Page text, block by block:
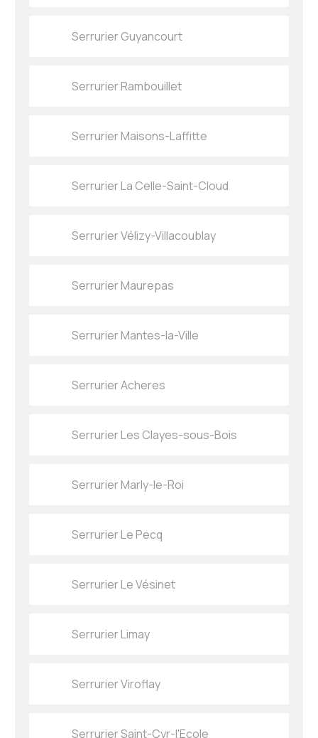
Serrurier Guyancourt
Serrurier Rambouillet
Serrurier Maisons-Laffitte
Serrurier La Celle-Saint-Cloud
Serrurier Vélizy-Villacoublay
Serrurier Maurepas
Serrurier Mantes-la-Ville
Serrurier Acheres
Serrurier Les Clayes-sous-Bois
Serrurier Marly-le-Roi
Serrurier Le Pecq
Serrurier Le Vésinet
Serrurier Limay
Serrurier Viroflay
Serrurier Saint-Cyr-l'Ecole